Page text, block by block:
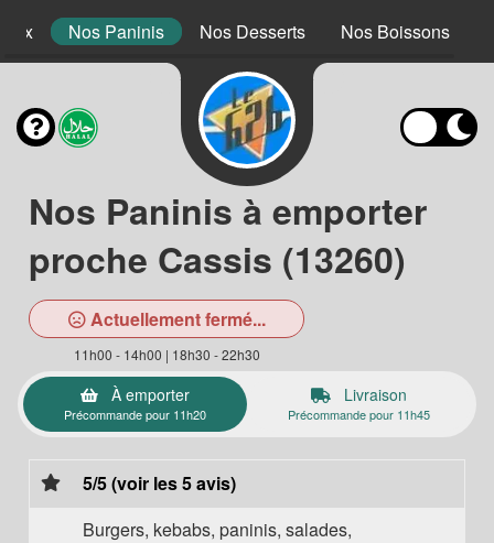
Nos Paninis Nos Desserts Nos Boissons
Nos Paninis à emporter
proche Cassis (13260)
Actuellement fermé...
11h00 - 14h00 | 18h30 - 22h30
À emporter
Précommande pour 11h20
Livraison
Précommande pour 11h45
5/5 (voir les 5 avis)
Burgers, kebabs, paninis, salades,